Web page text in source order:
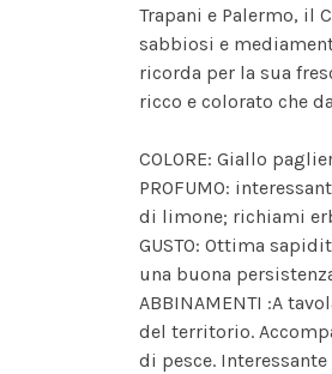
Trapani e Palermo, il
sabbiosi e
ricorda per la sua
ricco e colorato che
COLORE: Giallo
PROFUMO:
di limone; richiami
GUSTO: Ottima
una buona
ABBINAMENTI :A
del territorio.
di pesce.